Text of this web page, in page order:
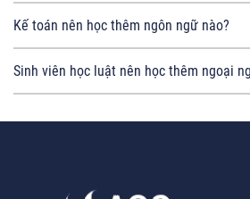
Kế toán nên học thêm ngôn ngữ nào?
Sinh viên học luật nên học thêm ngoại